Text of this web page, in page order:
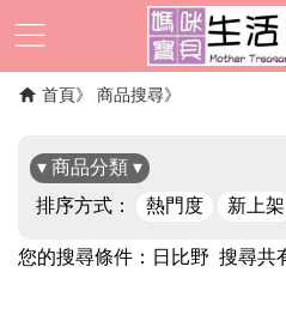
首頁 商品搜尋
▾ 商品分類 ▾
排序方式：
熱門度 新上架
您的搜尋條件： 日比野 搜尋共